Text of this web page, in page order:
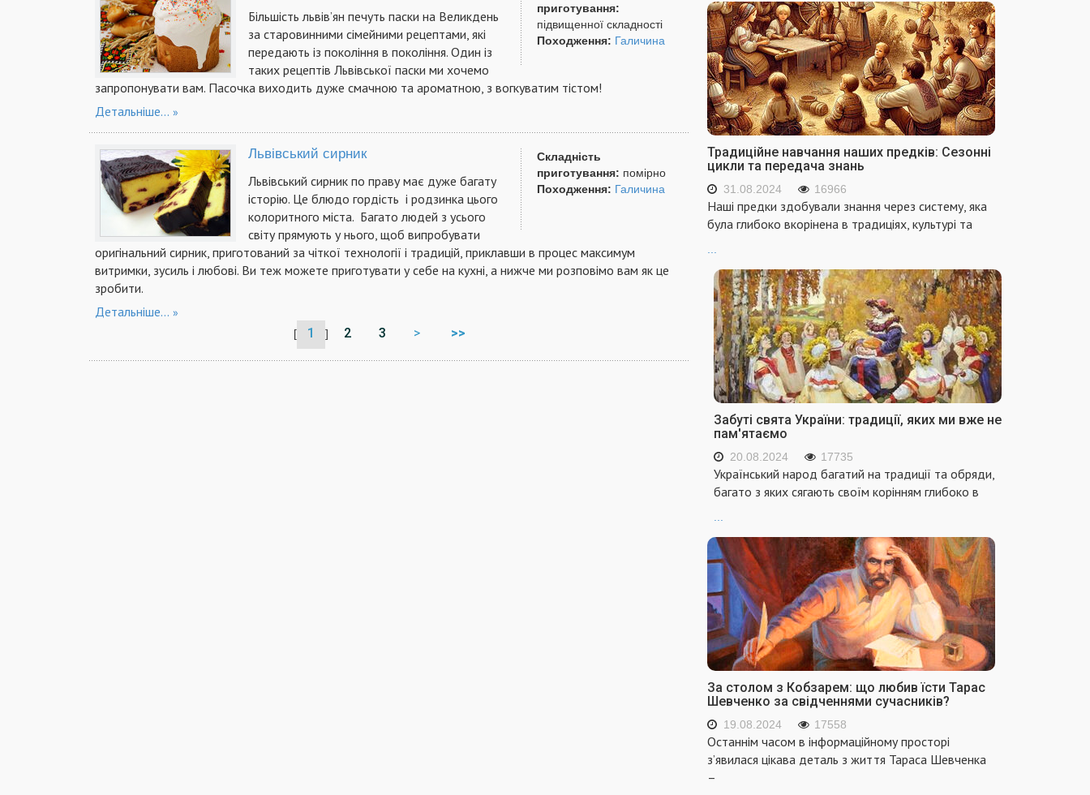
приготування:
підвищенної складності
Походження: Галичина
Більшість львів’ян печуть паски на Великдень
за старовинними сімейними рецептами, які
передають із покоління в покоління. Один із
таких рецептів Львівської паски ми хочемо
запропонувати вам. Пасочка виходить дуже смачною та ароматною, з вогкуватим тістом!
Детальніше...
Складність
приготування: помірно
Походження: Галичина
Львівський сирник
Львівський сирник по праву має дуже багату
історію. Це блюдо гордість і родзинка цього
колоритного міста. Багато людей з усього
світу прямують у нього, щоб випробувати
оригінальний сирник, приготований за чіткої технології і традицій, приклавши в процес максимум
витримки, зусиль і любові. Ви теж можете приготувати у себе на кухні, а нижче ми розповімо вам як це
зробити.
Детальніше...
[ 1 ] 2 3 > >>
Традиційне навчання наших предків: Сезонні
цикли та передача знань
31.08.2024 16966
Наші предки здобували знання через систему, яка
була глибоко вкорінена в традиціях, культурі та
...
Забуті свята України: традиції, яких ми вже не
пам'ятаємо
20.08.2024 17735
Український народ багатий на традиції та обряди,
багато з яких сягають своїм корінням глибоко в
...
За столом з Кобзарем: що любив їсти Тарас
Шевченко за свідченнями сучасників?
19.08.2024 17558
Останнім часом в інформаційному просторі
з’явилася цікава деталь з життя Тараса Шевченка
–